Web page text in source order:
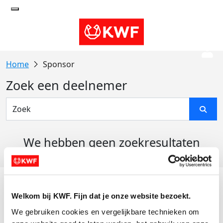
Welkom bij KWF. Fijn dat je onze website bezoekt.
We gebruiken cookies en vergelijkbare technieken om
Sponsor
Zoek een deelnemer
We hebben geen zoekresultaten
Actiematerialen
Evenementen